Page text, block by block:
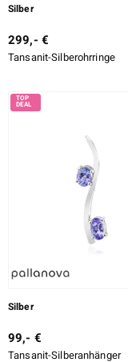
Silber
299,- €
Tansanit-Silberohrringe
Silber
99,- €
Tansanit-Silberanhänger